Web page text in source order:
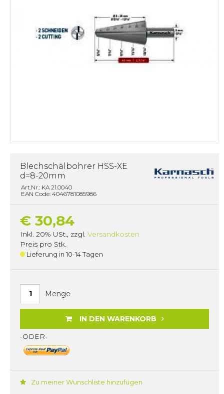
Blechschälbohrer HSS-XE
d=8-20mm
Art.Nr.: KA 21.0040
EAN Code: 4046781085986
€ 30,84
Inkl. 20% USt., zzgl. Versandkosten
Preis pro Stk.
Lieferung in 10-14 Tagen
Menge
IN DEN WARENKORB
-ODER-
Zu meiner Wunschliste hinzufügen